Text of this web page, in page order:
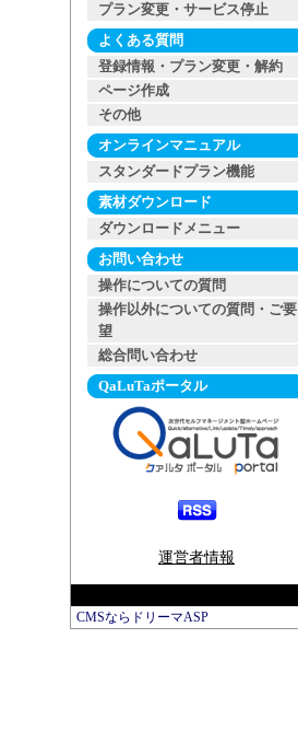
プラン変更・サービス停止
よくある質問
登録情報・プラン変更・解約
ページ作成
その他
オンラインマニュアル
スタンダードプラン機能
素材ダウンロード
ダウンロードメニュー
お問い合わせ
操作についての質問
操作以外についての質問・ご要
望
総合問い合わせ
QaLuTaポータル
運営者情報
CMSならドリーマASP